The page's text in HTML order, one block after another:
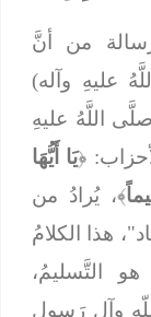
من أنَّ
عليهِ وآله)
اللَّهُ عليهِ
﴿يَا أَيُّهَا
﴾، يُرادُ من
هذا الكلامُ
التَّسليمُ،
وآلِ رَسول